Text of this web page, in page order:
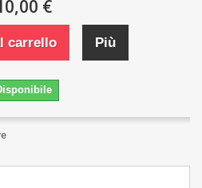
€
carrello Più